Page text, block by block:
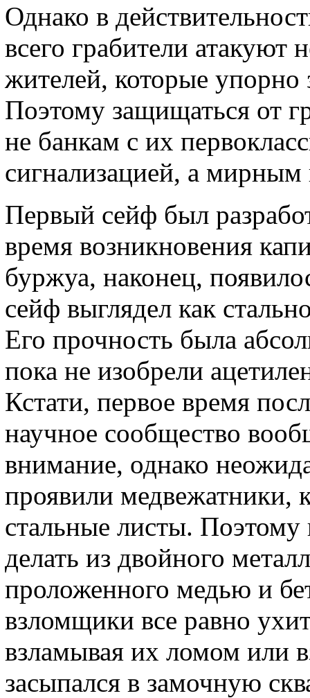
Однако в
всего грабители
жителей, которые упорно
Поэтому защищаться от
не банкам с их
сигнализацией, а
Первый сейф был
время возникновения
буржуа, наконец,
сейф выглядел как
Его прочность была
пока не изобрели
Кстати, первое время
научное сообщество
внимание, однако
проявили медвежатники,
стальные листы. Поэтому
делать из двойного
проложенного медью и
взломщики все равно
взламывая их ломом или
засыпался в замочную